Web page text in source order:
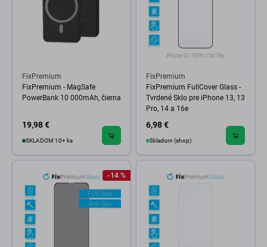
FixPremium
FixPremium - MagSafe
PowerBank 10 000mAh, čierna
19,98 €
SKLADOM 10+ ks
FixPremium
FixPremium FullCover Glass -
Tvrdené Sklo pre iPhone 13, 13
Pro, 14 a 16e
6,98 €
Skladom (shop)
-14 %